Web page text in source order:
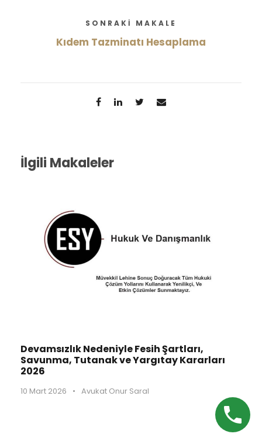
SONRAKI MAKALE
Kıdem Tazminatı Hesaplama
İlgili Makaleler
Devamsızlık Nedeniyle Fesih Şartları,
Savunma, Tutanak ve Yargıtay Kararları
2026
10 Mart 2026 • Avukat Onur Saral